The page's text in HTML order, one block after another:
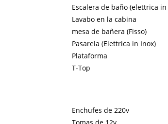
Escalera de baño (elettrica
Lavabo en la cabina
mesa de bañera (Fisso)
Pasarela (Elettrica in Inox)
Plataforma
T-Top
Enchufes de 220v